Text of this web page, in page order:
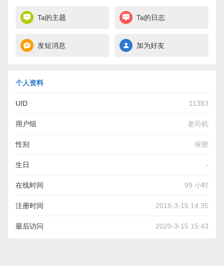
Ta的主题 Ta的日志
发短消息 加为好友
个人资料
UID 11383
用户组 老司机
性别 保密
生日 -
在线时间 99 小时
注册时间 2018-3-15 14:35
最后访问 2020-3-15 15:43